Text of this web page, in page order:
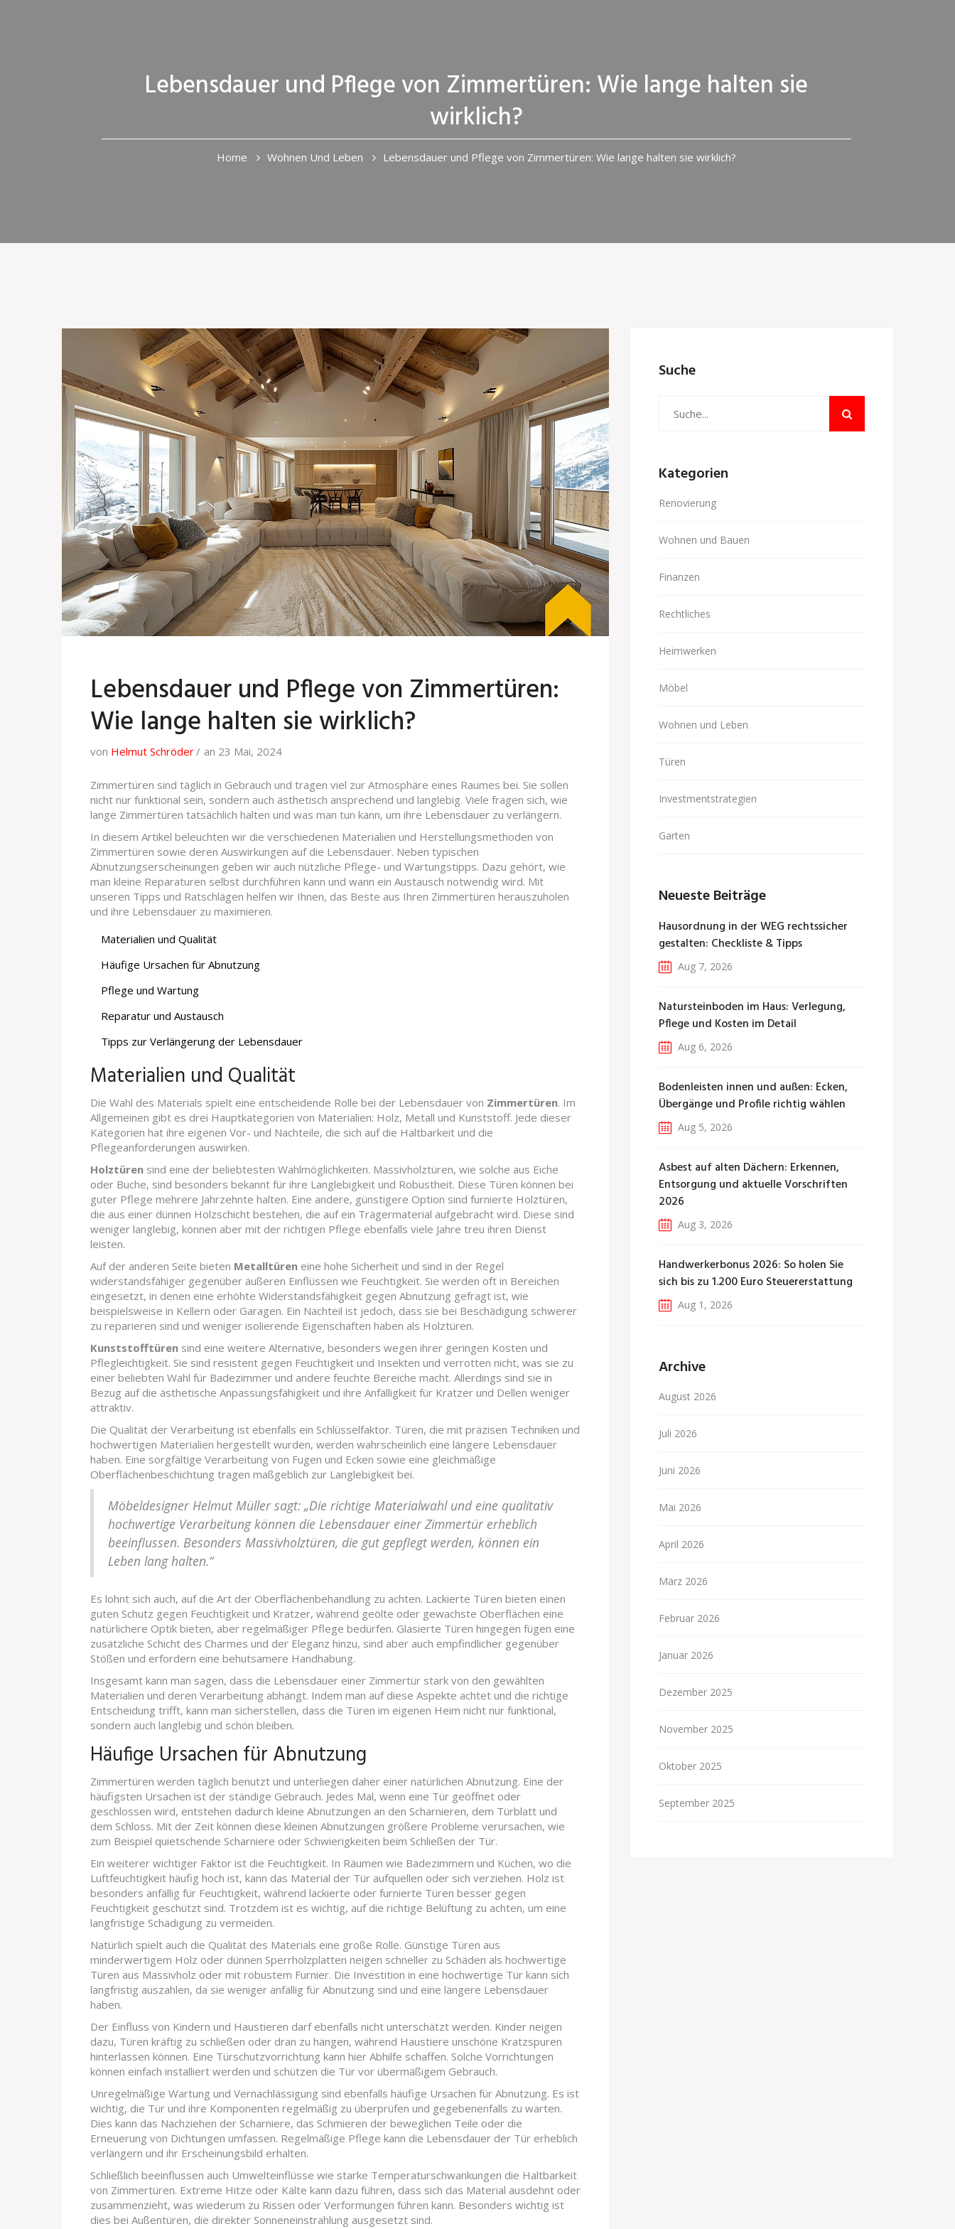
Lebensdauer und Pflege von Zimmertüren: Wie lange halten sie
wirklich?
Home Wohnen Und Leben Lebensdauer und Pflege von Zimmertüren: Wie lange halten sie wirklich?
Lebensdauer und Pflege von Zimmertüren:
Wie lange halten sie wirklich?
von Helmut Schröder an 23 Mai, 2024
Zimmertüren sind täglich in Gebrauch und tragen viel zur Atmosphäre eines Raumes bei. Sie sollen
nicht nur funktional sein, sondern auch ästhetisch ansprechend und langlebig. Viele fragen sich, wie
lange Zimmertüren tatsächlich halten und was man tun kann, um ihre Lebensdauer zu verlängern.
In diesem Artikel beleuchten wir die verschiedenen Materialien und Herstellungsmethoden von
Zimmertüren sowie deren Auswirkungen auf die Lebensdauer. Neben typischen
Abnutzungserscheinungen geben wir auch nützliche Pflege- und Wartungstipps. Dazu gehört, wie
man kleine Reparaturen selbst durchführen kann und wann ein Austausch notwendig wird. Mit
unseren Tipps und Ratschlägen helfen wir Ihnen, das Beste aus Ihren Zimmertüren herauszuholen
und ihre Lebensdauer zu maximieren.
Materialien und Qualität
Häufige Ursachen für Abnutzung
Pflege und Wartung
Reparatur und Austausch
Tipps zur Verlängerung der Lebensdauer
Materialien und Qualität
Die Wahl des Materials spielt eine entscheidende Rolle bei der Lebensdauer von Zimmertüren. Im
Allgemeinen gibt es drei Hauptkategorien von Materialien: Holz, Metall und Kunststoff. Jede dieser
Kategorien hat ihre eigenen Vor- und Nachteile, die sich auf die Haltbarkeit und die
Pflegeanforderungen auswirken.
Holztüren sind eine der beliebtesten Wahlmöglichkeiten. Massivholztüren, wie solche aus Eiche
oder Buche, sind besonders bekannt für ihre Langlebigkeit und Robustheit. Diese Türen können bei
guter Pflege mehrere Jahrzehnte halten. Eine andere, günstigere Option sind furnierte Holztüren,
die aus einer dünnen Holzschicht bestehen, die auf ein Trägermaterial aufgebracht wird. Diese sind
weniger langlebig, können aber mit der richtigen Pflege ebenfalls viele Jahre treu ihren Dienst
leisten.
Auf der anderen Seite bieten Metalltüren eine hohe Sicherheit und sind in der Regel
widerstandsfähiger gegenüber äußeren Einflüssen wie Feuchtigkeit. Sie werden oft in Bereichen
eingesetzt, in denen eine erhöhte Widerstandsfähigkeit gegen Abnutzung gefragt ist, wie
beispielsweise in Kellern oder Garagen. Ein Nachteil ist jedoch, dass sie bei Beschädigung schwerer
zu reparieren sind und weniger isolierende Eigenschaften haben als Holztüren.
Kunststofftüren sind eine weitere Alternative, besonders wegen ihrer geringen Kosten und
Pflegleichtigkeit. Sie sind resistent gegen Feuchtigkeit und Insekten und verrotten nicht, was sie zu
einer beliebten Wahl für Badezimmer und andere feuchte Bereiche macht. Allerdings sind sie in
Bezug auf die ästhetische Anpassungsfähigkeit und ihre Anfälligkeit für Kratzer und Dellen weniger
attraktiv.
Die Qualität der Verarbeitung ist ebenfalls ein Schlüsselfaktor. Türen, die mit präzisen Techniken und
hochwertigen Materialien hergestellt wurden, werden wahrscheinlich eine längere Lebensdauer
haben. Eine sorgfältige Verarbeitung von Fugen und Ecken sowie eine gleichmäßige
Oberflächenbeschichtung tragen maßgeblich zur Langlebigkeit bei.
Möbeldesigner Helmut Müller sagt: „Die richtige Materialwahl und eine qualitativ
hochwertige Verarbeitung können die Lebensdauer einer Zimmertür erheblich
beeinflussen. Besonders Massivholztüren, die gut gepflegt werden, können ein
Leben lang halten.“
Es lohnt sich auch, auf die Art der Oberflächenbehandlung zu achten. Lackierte Türen bieten einen
guten Schutz gegen Feuchtigkeit und Kratzer, während geölte oder gewachste Oberflächen eine
natürlichere Optik bieten, aber regelmäßiger Pflege bedürfen. Glasierte Türen hingegen fügen eine
zusätzliche Schicht des Charmes und der Eleganz hinzu, sind aber auch empfindlicher gegenüber
Stößen und erfordern eine behutsamere Handhabung.
Insgesamt kann man sagen, dass die Lebensdauer einer Zimmertür stark von den gewählten
Materialien und deren Verarbeitung abhängt. Indem man auf diese Aspekte achtet und die richtige
Entscheidung trifft, kann man sicherstellen, dass die Türen im eigenen Heim nicht nur funktional,
sondern auch langlebig und schön bleiben.
Häufige Ursachen für Abnutzung
Zimmertüren werden täglich benutzt und unterliegen daher einer natürlichen Abnutzung. Eine der
häufigsten Ursachen ist der ständige Gebrauch. Jedes Mal, wenn eine Tür geöffnet oder
geschlossen wird, entstehen dadurch kleine Abnutzungen an den Scharnieren, dem Türblatt und
dem Schloss. Mit der Zeit können diese kleinen Abnutzungen größere Probleme verursachen, wie
zum Beispiel quietschende Scharniere oder Schwierigkeiten beim Schließen der Tür.
Ein weiterer wichtiger Faktor ist die Feuchtigkeit. In Räumen wie Badezimmern und Küchen, wo die
Luftfeuchtigkeit häufig hoch ist, kann das Material der Tür aufquellen oder sich verziehen. Holz ist
besonders anfällig für Feuchtigkeit, während lackierte oder furnierte Türen besser gegen
Feuchtigkeit geschützt sind. Trotzdem ist es wichtig, auf die richtige Belüftung zu achten, um eine
langfristige Schädigung zu vermeiden.
Natürlich spielt auch die Qualität des Materials eine große Rolle. Günstige Türen aus
minderwertigem Holz oder dünnen Sperrholzplatten neigen schneller zu Schäden als hochwertige
Türen aus Massivholz oder mit robustem Furnier. Die Investition in eine hochwertige Tür kann sich
langfristig auszahlen, da sie weniger anfällig für Abnutzung sind und eine längere Lebensdauer
haben.
Der Einfluss von Kindern und Haustieren darf ebenfalls nicht unterschätzt werden. Kinder neigen
dazu, Türen kräftig zu schließen oder dran zu hängen, während Haustiere unschöne Kratzspuren
hinterlassen können. Eine Türschutzvorrichtung kann hier Abhilfe schaffen. Solche Vorrichtungen
können einfach installiert werden und schützen die Tür vor übermäßigem Gebrauch.
Unregelmäßige Wartung und Vernachlässigung sind ebenfalls häufige Ursachen für Abnutzung. Es ist
wichtig, die Tür und ihre Komponenten regelmäßig zu überprüfen und gegebenenfalls zu warten.
Dies kann das Nachziehen der Scharniere, das Schmieren der beweglichen Teile oder die
Erneuerung von Dichtungen umfassen. Regelmäßige Pflege kann die Lebensdauer der Tür erheblich
verlängern und ihr Erscheinungsbild erhalten.
Schließlich beeinflussen auch Umwelteinflüsse wie starke Temperaturschwankungen die Haltbarkeit
von Zimmertüren. Extreme Hitze oder Kälte kann dazu führen, dass sich das Material ausdehnt oder
zusammenzieht, was wiederum zu Rissen oder Verformungen führen kann. Besonders wichtig ist
dies bei Außentüren, die direkter Sonneneinstrahlung ausgesetzt sind.
Suche
Kategorien
Renovierung
Wohnen und Bauen
Finanzen
Rechtliches
Heimwerken
Möbel
Wohnen und Leben
Türen
Investmentstrategien
Garten
Neueste Beiträge
Hausordnung in der WEG rechtssicher
gestalten: Checkliste & Tipps
Aug 7, 2026
Natursteinboden im Haus: Verlegung,
Pflege und Kosten im Detail
Aug 6, 2026
Bodenleisten innen und außen: Ecken,
Übergänge und Profile richtig wählen
Aug 5, 2026
Asbest auf alten Dächern: Erkennen,
Entsorgung und aktuelle Vorschriften
2026
Aug 3, 2026
Handwerkerbonus 2026: So holen Sie
sich bis zu 1.200 Euro Steuererstattung
Aug 1, 2026
Archive
August 2026
Juli 2026
Juni 2026
Mai 2026
April 2026
März 2026
Februar 2026
Januar 2026
Dezember 2025
November 2025
Oktober 2025
September 2025